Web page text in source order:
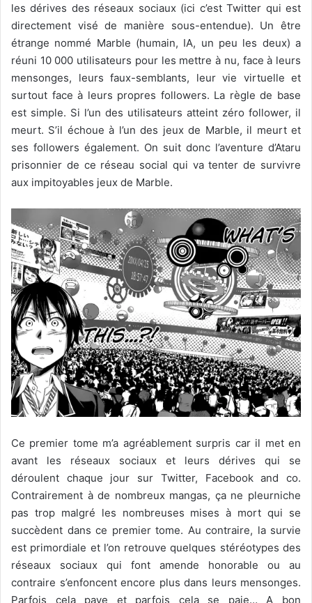
les dérives des réseaux sociaux (ici c’est Twitter qui est
directement visé de manière sous-entendue). Un être
étrange nommé Marble (humain, IA, un peu les deux) a
réuni 10 000 utilisateurs pour les mettre à nu, face à leurs
mensonges, leurs faux-semblants, leur vie virtuelle et
surtout face à leurs propres followers. La règle de base
est simple. Si l’un des utilisateurs atteint zéro follower, il
meurt. S’il échoue à l’un des jeux de Marble, il meurt et
ses followers également. On suit donc l’aventure d’Ataru
prisonnier de ce réseau social qui va tenter de survivre
aux impitoyables jeux de Marble.
Ce premier tome m’a agréablement surpris car il met en
avant les réseaux sociaux et leurs dérives qui se
déroulent chaque jour sur Twitter, Facebook and co.
Contrairement à de nombreux mangas, ça ne pleurniche
pas trop malgré les nombreuses mises à mort qui se
succèdent dans ce premier tome. Au contraire, la survie
est primordiale et l’on retrouve quelques stéréotypes des
réseaux sociaux qui font amende honorable ou au
contraire s’enfoncent encore plus dans leurs mensonges.
Parfois cela paye et parfois cela se paie… A bon